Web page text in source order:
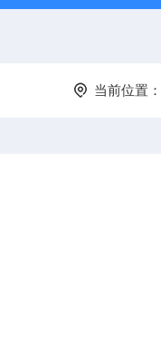
当前位置：